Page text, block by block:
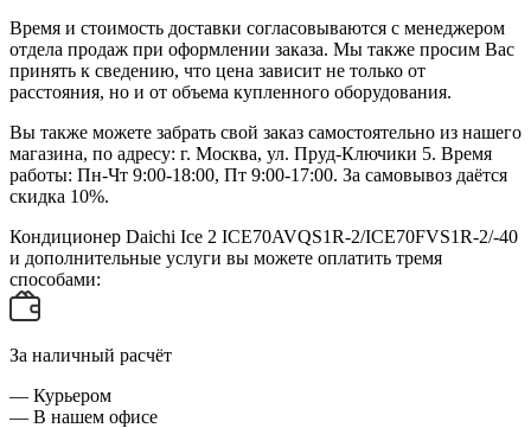
Время и стоимость доставки согласовываются с менеджером
отдела продаж при оформлении заказа. Мы также просим Вас
принять к сведению, что цена зависит не только от
расстояния, но и от объема купленного оборудования.
Вы также можете забрать свой заказ самостоятельно из нашего
магазина, по адресу: г. Москва, ул. Пруд-Ключики 5. Время
работы: Пн-Чт 9:00-18:00, Пт 9:00-17:00. За самовывоз даётся
скидка 10%.
Кондиционер Daichi Ice 2 ICE70AVQS1R-2/ICE70FVS1R-2/-40
и дополнительные услуги вы можете оплатить тремя
способами:
За наличный расчёт
— Курьером
— В нашем офисе